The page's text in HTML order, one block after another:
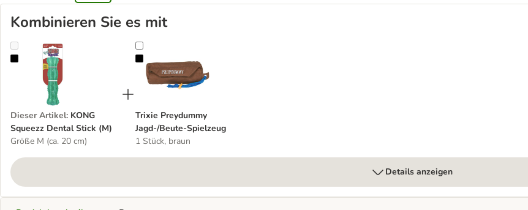
Kombinieren Sie es mit
KONG Squeezz Dental Stick (M)
Dieser Artikel: KONG
Squeezz Dental Stick (M)
Größe M (ca. 20 cm)
Trixie Preydummy Jagd-/Beute-Spielzeug
Trixie Preydummy
Jagd-/Beute-Spielzeug
1 Stück, braun
Details anzeigen